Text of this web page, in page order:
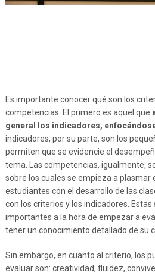
Es importante conocer qué son los
competencias. El primero es aquel que
general los indicadores,
indicadores, por su parte, son los
permiten que se evidencie el
tema. Las competencias, igualmente,
sobre los cuales se empieza a plasmar
estudiantes con el desarrollo de las
con los criterios y los indicadores.
importantes a la hora de empezar a
tener un conocimiento detallado de su
Sin embargo, en cuanto al criterio, los
evaluar son: creatividad, fluidez,